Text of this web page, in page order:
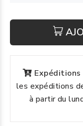
Expéditions
les expéditions
à partir du